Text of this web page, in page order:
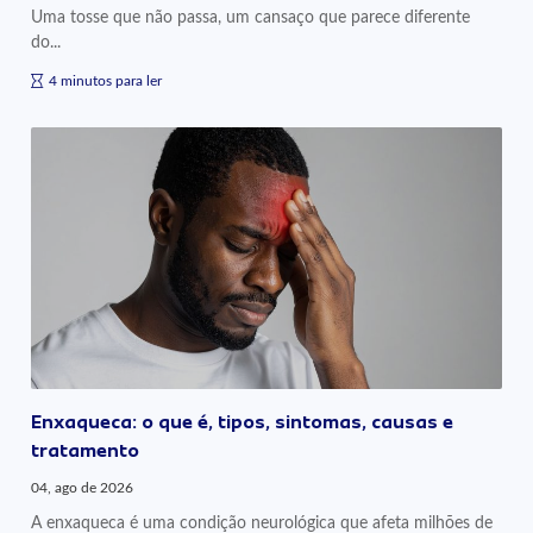
Uma tosse que não passa, um cansaço que parece diferente
do...
4 minutos para ler
Enxaqueca: o que é, tipos, sintomas, causas e
tratamento
04, ago de 2026
A enxaqueca é uma condição neurológica que afeta milhões de